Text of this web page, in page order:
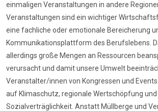
einmaligen Veranstaltungen in andere
Veranstaltungen sind ein wichtiger
eine fachliche oder emotionale Bereicherung
Kommunikationsplattform des Berufslebens.
allerdings große Mengen an Ressourcen
verursacht und damit unsere Umwelt
Veranstalter/innen von Kongressen und
auf Klimaschutz, regionale Wertschöpfung und
Sozialverträglichkeit. Anstatt Müllberge und